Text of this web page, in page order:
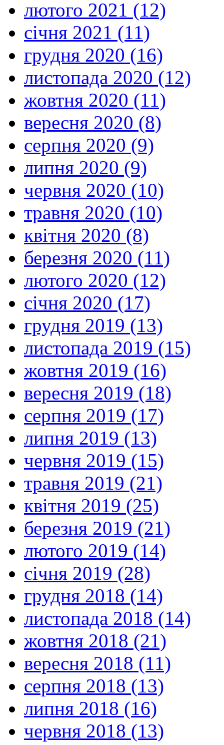
лютого 2021 (12)
січня 2021 (11)
грудня 2020 (16)
листопада 2020 (12)
жовтня 2020 (11)
вересня 2020 (8)
серпня 2020 (9)
липня 2020 (9)
червня 2020 (10)
травня 2020 (10)
квітня 2020 (8)
березня 2020 (11)
лютого 2020 (12)
січня 2020 (17)
грудня 2019 (13)
листопада 2019 (15)
жовтня 2019 (16)
вересня 2019 (18)
серпня 2019 (17)
липня 2019 (13)
червня 2019 (15)
травня 2019 (21)
квітня 2019 (25)
березня 2019 (21)
лютого 2019 (14)
січня 2019 (28)
грудня 2018 (14)
листопада 2018 (14)
жовтня 2018 (21)
вересня 2018 (11)
серпня 2018 (13)
липня 2018 (16)
червня 2018 (13)